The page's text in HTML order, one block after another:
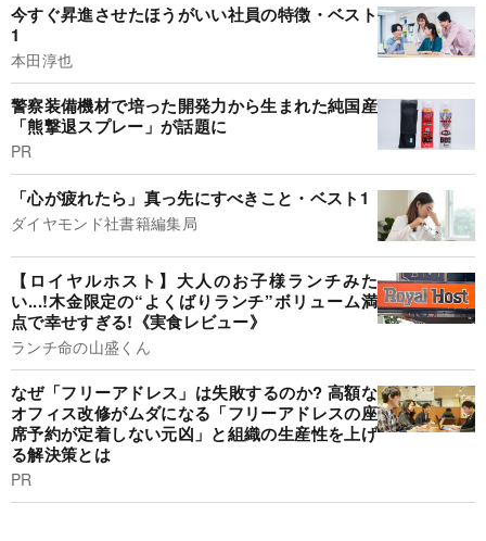
今すぐ昇進させたほうがいい社員の特徴・ベスト
1
本田淳也
警察装備機材で培った開発力から生まれた純国産
「熊撃退スプレー」が話題に
PR
「心が疲れたら」真っ先にすべきこと・ベスト1
ダイヤモンド社書籍編集局
【ロイヤルホスト】大人のお子様ランチみた
い...!木金限定の“よくばりランチ”ボリューム満
点で幸せすぎる!《実食レビュー》
ランチ命の山盛くん
なぜ「フリーアドレス」は失敗するのか? 高額な
オフィス改修がムダになる「フリーアドレスの座
席予約が定着しない元凶」と組織の生産性を上げ
る解決策とは
PR